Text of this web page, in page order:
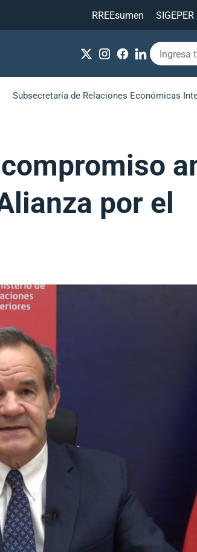
RREEsumen
SIGEPER
Subsecretaría de Relaciones Económicas
por el